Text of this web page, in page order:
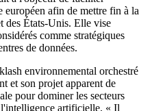
afin de mettre fin à la
des États-Unis. Elle vise
comme stratégiques
de données.
environnemental orchestré
et son projet apparent de
pour dominer les secteurs
artificielle. « Il